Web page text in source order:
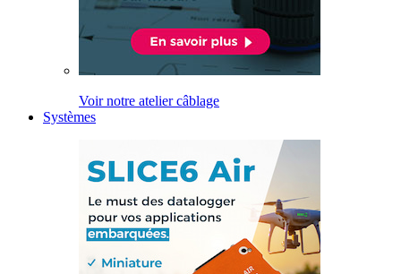
Voir notre atelier câblage
Systèmes